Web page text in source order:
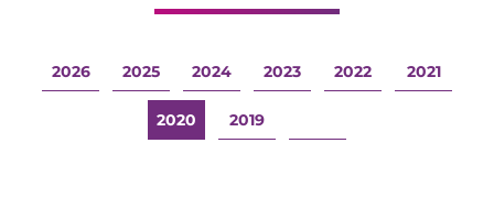
2026 2025 2024 2023 2022 2021
2020 2019